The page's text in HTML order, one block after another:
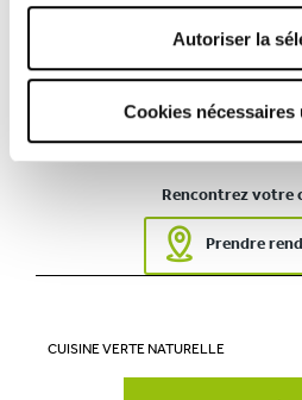
Autoriser la
Cookies nécessaires
TECHNIQUES :
Magasin : COMERA Cuisines
COMERA- En savoir plus
Rencontrez votre
Prendre
CUISINE VERTE NATURELLE